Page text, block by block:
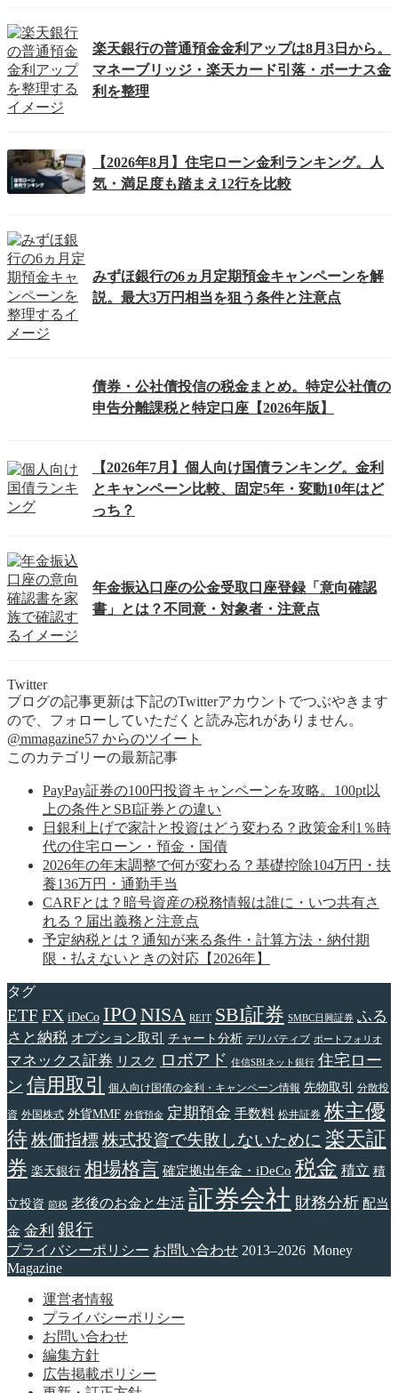
楽天銀行の普通預金金利アップは8月3日から。
マネーブリッジ・楽天カード引落・ボーナス金
利を整理
【2026年8月】住宅ローン金利ランキング。人
気・満足度も踏まえ12行を比較
みずほ銀行の6ヵ月定期預金キャンペーンを解
説。最大3万円相当を狙う条件と注意点
債券・公社債投信の税金まとめ。特定公社債の
申告分離課税と特定口座【2026年版】
【2026年7月】個人向け国債ランキング。金利
とキャンペーン比較、固定5年・変動10年はど
っち？
年金振込口座の公金受取口座登録「意向確認
書」とは？不同意・対象者・注意点
Twitter
ブログの記事更新は下記のTwitterアカウントでつぶやきます
ので、フォローしていただくと読み忘れがありません。
@mmagazine57 からのツイート
このカテゴリーの最新記事
PayPay証券の100円投資キャンペーンを攻略。100pt以
上の条件とSBI証券との違い
日銀利上げで家計と投資はどう変わる？政策金利1％時
代の住宅ローン・預金・国債
2026年の年末調整で何が変わる？基礎控除104万円・扶
養136万円・通勤手当
CARFとは？暗号資産の税務情報は誰に・いつ共有さ
れる？届出義務と注意点
予定納税とは？通知が来る条件・計算方法・納付期
限・払えないときの対応【2026年】
タグ
ETF FX iDeCo IPO NISA REIT SBI証券 SMBC日興証券 ふる
さと納税 オプション取引 チャート分析 デリバティブ ポートフォリオ
マネックス証券 リスク ロボアド 住信SBIネット銀行 住宅ロー
ン 信用取引 個人向け国債の金利・キャンペーン情報 先物取引 分散投
資 外国株式 外貨MMF 外貨預金 定期預金 手数料 松井証券 株主優
待株価指標株式投資で失敗しないために 楽天証
券 楽天銀行 相場格言 確定拠出年金・iDeCo 税金 積立 積
立投資 節税 老後のお金と生活 証券会社 財務分析 配当
金 金利 銀行
プライバシーポリシー お問い合わせ 2013–2026 Money
Magazine
運営者情報
プライバシーポリシー
お問い合わせ
編集方針
広告掲載ポリシー